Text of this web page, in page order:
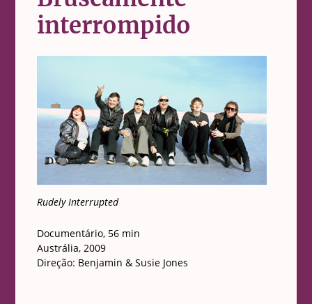
interrompido
Rudely Interrupted
Documentário, 56 min
Austrália, 2009
Direção: Benjamin & Susie Jones